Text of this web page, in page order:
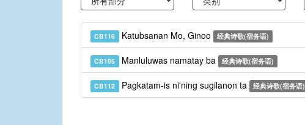
CB116 Katubsanan Mo, Ginoo 经典诗歌(宿务语)
CB105 Manluluwas namatay ba 经典诗歌(宿务语)
CB112 Pagkatam-is ni'ning sugilanon ta 经典诗歌(宿务语)